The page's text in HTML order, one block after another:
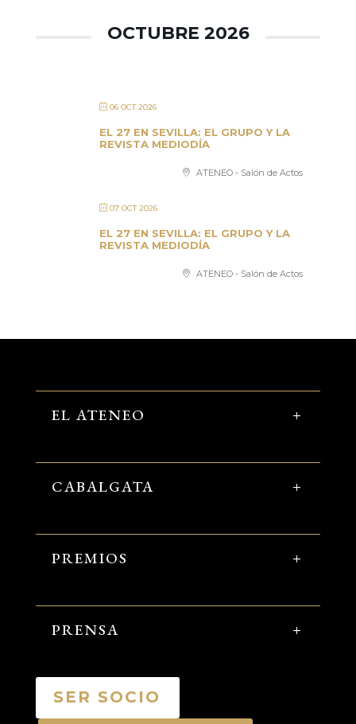
OCTUBRE 2026
06 OCT 2026
EL 27 EN SEVILLA: EL GRUPO Y LA
REVISTA MEDIODÍA
ATENEO - Salón de Actos
07 OCT 2026
EL 27 EN SEVILLA: EL GRUPO Y LA
REVISTA MEDIODÍA
ATENEO - Salón de Actos
EL ATENEO
CABALGATA
PREMIOS
PRENSA
SER SOCIO